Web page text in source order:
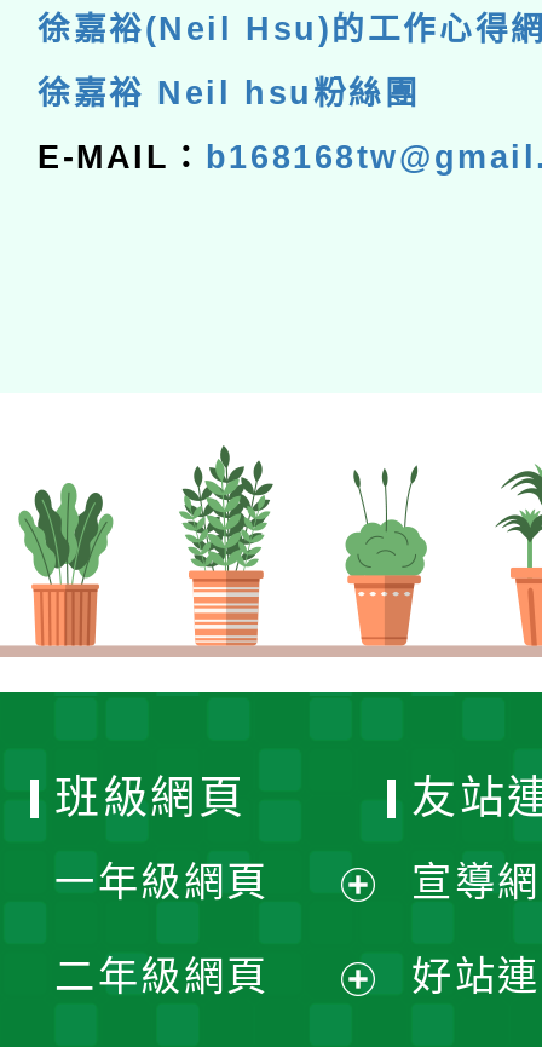
徐嘉裕(Neil Hsu)的工作心得
徐嘉裕 Neil hsu粉絲團
E-MAIL：
班級網頁
一年級網頁
開
二年級網頁
友站
宣導
好站